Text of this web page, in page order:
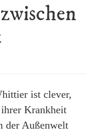
ist clever,
Krankheit
der Außenwelt